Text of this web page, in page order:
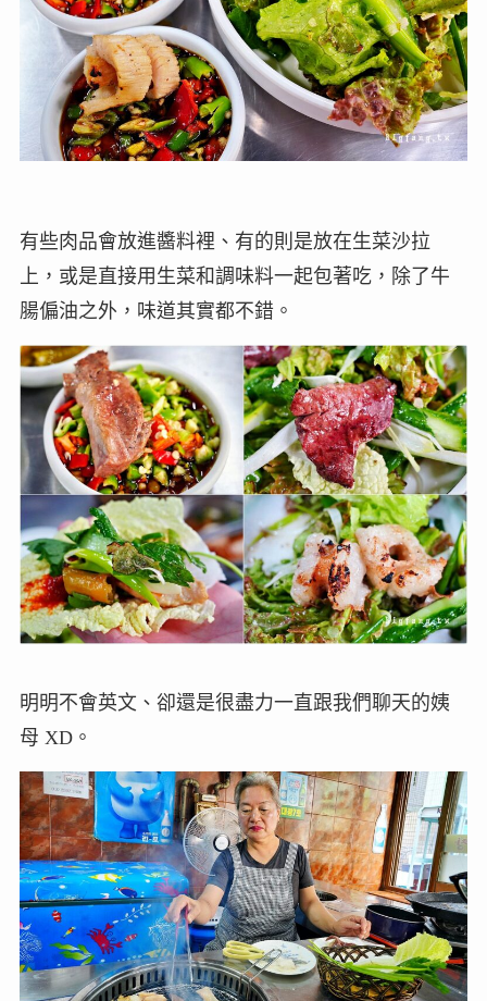
有些肉品會放進醬料裡、有的則是放在生菜沙拉
上，或是直接用生菜和調味料一起包著吃，除了牛
腸偏油之外，味道其實都不錯。
明明不會英文、卻還是很盡力一直跟我們聊天的姨
母 XD。